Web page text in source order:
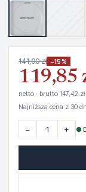
141,00 zł −15%
119,85
netto · brutto 147,42 zł
Najniższa cena z 30
− + ●